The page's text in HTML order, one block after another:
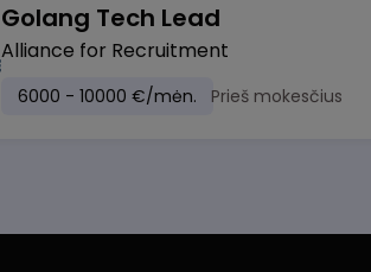
Golang Tech Lead
Alliance for Recruitment
6000 - 10000 €/mėn. Prieš mokesčius